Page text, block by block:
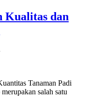
Kualitas dan
Tanaman Padi
salah satu